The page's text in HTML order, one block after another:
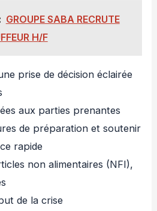
GROUPE SABA RECRUTE
H/F
prise de décision éclairée
aux parties prenantes
de préparation et soutenir
rapide
non alimentaires (NFI),
de la crise